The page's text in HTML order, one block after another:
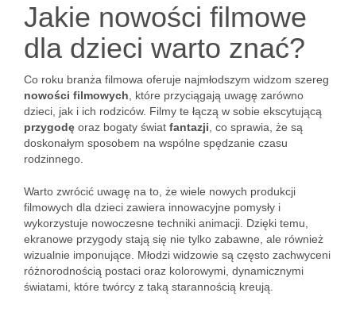
Jakie nowości filmowe
dla dzieci warto znać?
Co roku branża filmowa oferuje najmłodszym widzom szereg
nowości filmowych , które przyciągają uwagę zarówno
dzieci, jak i ich rodziców. Filmy te łączą w sobie ekscytującą
przygodę oraz bogaty świat fantazji , co sprawia, że są
doskonałym sposobem na wspólne spędzanie czasu
rodzinnego.
Warto zwrócić uwagę na to, że wiele nowych produkcji
filmowych dla dzieci zawiera innowacyjne pomysły i
wykorzystuje nowoczesne techniki animacji. Dzięki temu,
ekranowe przygody stają się nie tylko zabawne, ale również
wizualnie imponujące. Młodzi widzowie są często zachwyceni
różnorodnością postaci oraz kolorowymi, dynamicznymi
światami, które twórcy z taką starannością kreują.